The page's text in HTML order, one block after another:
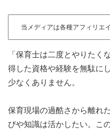
当メディアは各種アフィリエ
「保育士は二度とやりたく
得した資格や経験を無駄
少なくありません。
保育現場の過酷さから離れ
びや知識は活かしたい。こ